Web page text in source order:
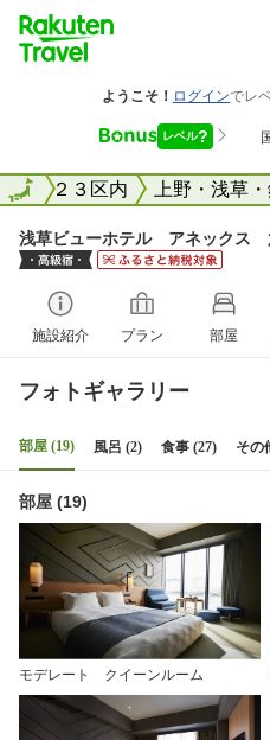
東京２３区内 上野・浅草
全国
浅草ビューホテル アネックス
施設紹介 プラン 部屋
フォトギャラリー
部屋 (19) 風呂 (2) 食事 (27) その
部屋 (19)
モデレート クイーンルーム